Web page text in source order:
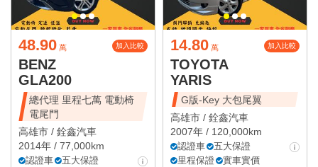
48.90 萬 加入比較
BENZ
GLA200
總代理 里程七萬 電動椅
電尾門
高雄市 / 銓鑫汽車
2014年 / 77,000km
認證車
五大保證
14.80 萬 加入比較
TOYOTA
YARIS
G版-Key 大包尾翼
高雄市 / 銓鑫汽車
2007年 / 120,000km
認證車
五大保證
里程保證
實車實價